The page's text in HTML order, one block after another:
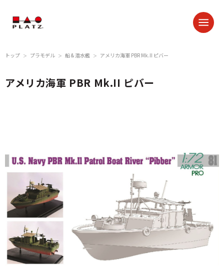
トップ ＞ プラモデル ＞ 船 & 潜水艦 ＞ アメリカ海軍 PBR Mk.II ピバー
アメリカ海軍 PBR Mk.II ピバー